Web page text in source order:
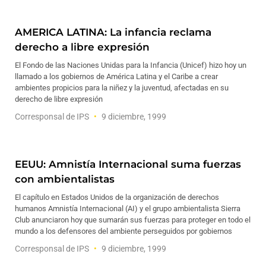
AMERICA LATINA: La infancia reclama
derecho a libre expresión
El Fondo de las Naciones Unidas para la Infancia (Unicef) hizo hoy un
llamado a los gobiernos de América Latina y el Caribe a crear
ambientes propicios para la niñez y la juventud, afectadas en su
derecho de libre expresión
Corresponsal de IPS 9 diciembre, 1999
EEUU: Amnistía Internacional suma fuerzas
con ambientalistas
El capítulo en Estados Unidos de la organización de derechos
humanos Amnistía Internacional (AI) y el grupo ambientalista Sierra
Club anunciaron hoy que sumarán sus fuerzas para proteger en todo el
mundo a los defensores del ambiente perseguidos por gobiernos
Corresponsal de IPS 9 diciembre, 1999